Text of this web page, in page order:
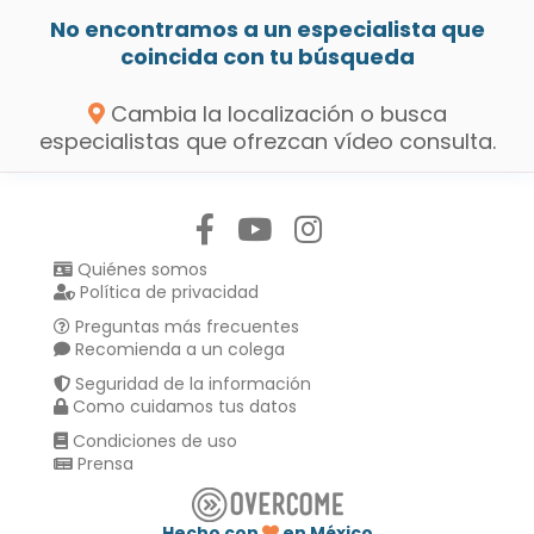
No encontramos a un especialista que
coincida con tu búsqueda
Cambia la localización o busca
especialistas que ofrezcan vídeo consulta.
Quiénes somos
Política de privacidad
Preguntas más frecuentes
Recomienda a un colega
Seguridad de la información
Como cuidamos tus datos
Condiciones de uso
Prensa